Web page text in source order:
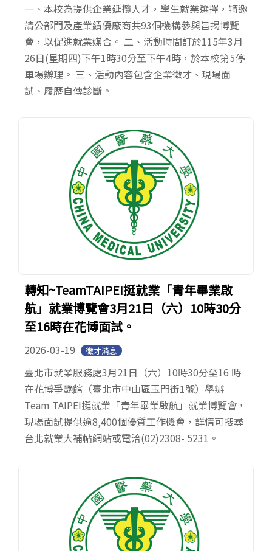
一、本校為提供企業延攬人才，學生就業選擇，特邀
請公部門及產業績優廠商共93個機構參與旨揭博覽
會，以促進就業媒合。 二、活動時間訂於115年3月
26日(星期四)下午1時30分至下午4時，於本校第5停
車場辦理。 三、活動內容包含企業徵才、現場面
試、履歷自傳診斷。
轉知~TeamTAIPEI挺就業「青年畢業啟
航」就業博覽會3月21日（六）10時30分
至16時在花博面試。
2026-03-19 徵才消息
臺北市就業服務處3月21日（六）10時30分至16 時
在花博爭艷館（臺北市中山區玉門街1號）舉辦
Team TAIPEI挺就業「青年畢業啟航」就業博覽會，
現場面試提供逾8,400個優質工作機會，詳情可搜尋
台北就業大補帖網站或電洽(02)2308- 5231。